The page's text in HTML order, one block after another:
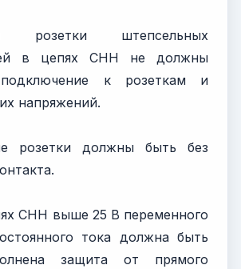
штепсельных
в цепях СНН не должны
подключение к розеткам и
напряжений.
розетки должны быть без
СНН выше 25 В переменного
тока должна быть
защита от прямого